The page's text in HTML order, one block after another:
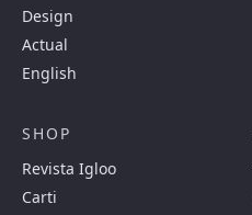
Design
Actual
English
SHOP
Revista Igloo
Carti